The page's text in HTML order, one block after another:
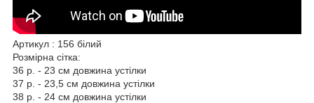
Артикул : 156 білий
Розмірна сітка:
36 р. - 23 см довжина устілки
37 р. - 23,5 см довжина устілки
38 р. - 24 см довжина устілки